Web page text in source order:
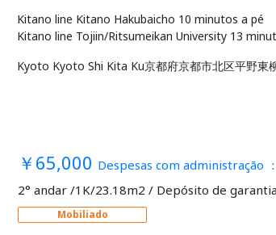
Kitano line Kitano Hakubaicho 10 minutos a pé
Kyoto Kyoto Shi Kita Ku京都府京都市北区平野東
￥65,000 Despesas com administração
2° andar /1K/23.18m2 / Depósito de
Mobiliado